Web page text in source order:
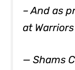
– And as
at Warriors
— Shams